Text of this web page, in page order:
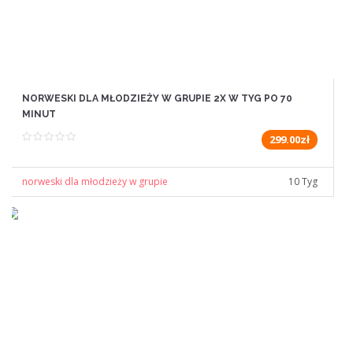
NORWESKI DLA MŁODZIEŻY W GRUPIE 2X W TYG PO 70
MINUT
299.00zł
norweski dla młodzieży w grupie 10 Tyg